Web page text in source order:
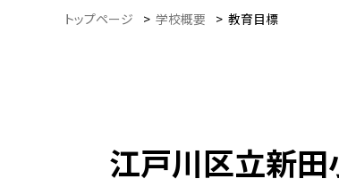
トップページ > 学校概要 > 教育目標
江戸川区立新